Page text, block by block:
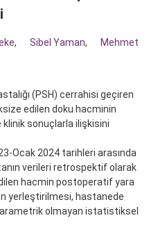
, Sibel Yaman,
Mehmet
(PSH) cerrahisi geçiren
edilen doku hacminin
sonuçlarla ilişkisini
Ocak 2024 tarihleri arasında
verileri retrospektif olarak
hacmin postoperatif yara
yerleştirilmesi, hastanede
olmayan istatistiksel